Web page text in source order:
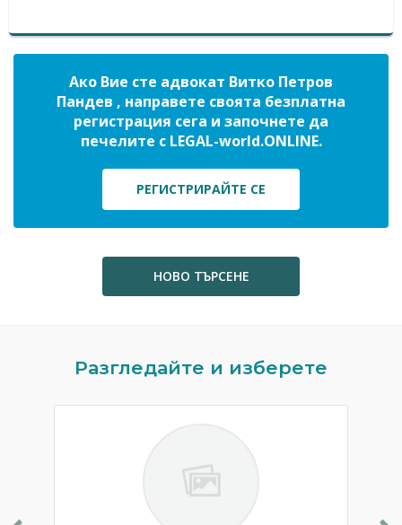
Ако Вие сте адвокат Витко Петров
Пандев , направете своята безплатна
регистрация сега и започнете да
печелите с LEGAL-world.ONLINE.
РЕГИСТРИРАЙТЕ СЕ
НОВО ТЪРСЕНЕ
Разгледайте и изберете